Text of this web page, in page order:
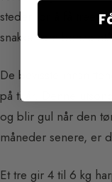
steder for å få treet
snakker om
De bevisste
på ti år. Denne
og blir gul når den
måneder senere, er
Et tre gir 4 til 6 kg